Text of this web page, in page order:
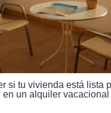
si tu vivienda está lista
en un alquiler vacacional